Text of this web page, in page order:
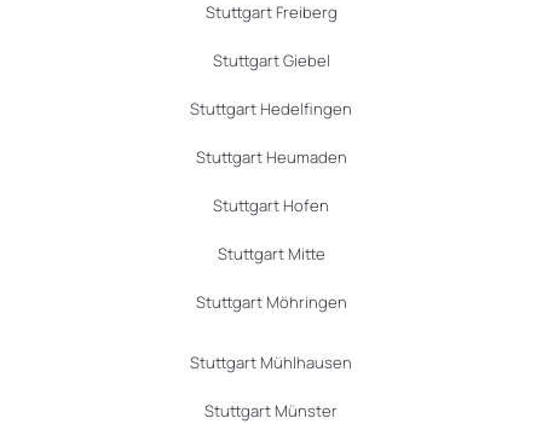
Stuttgart Freiberg
Stuttgart Giebel
Stuttgart Hedelfingen
Stuttgart Heumaden
Stuttgart Hofen
Stuttgart Mitte
Stuttgart Möhringen
Stuttgart Mühlhausen
Stuttgart Münster